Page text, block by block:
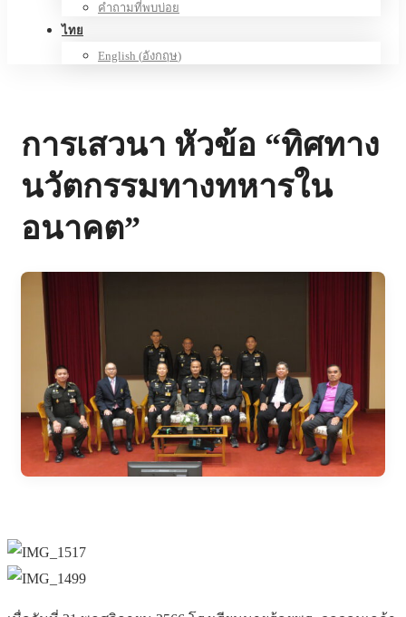
คำถามที่พบบ่อย
ไทย
English (อังกฤษ)
การเสวนา หัวข้อ “ทิศทาง
นวัตกรรมทางทหารใน
อนาคต”